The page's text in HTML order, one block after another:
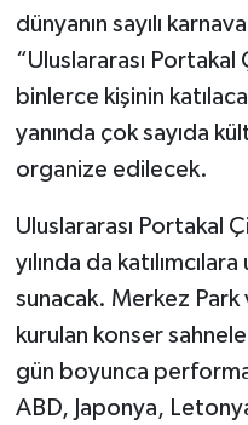
dünyanın sayılı
“Uluslararası Portakal
binlerce kişinin
yanında çok sayıda
organize edilecek.
Uluslararası Portakal
yılında da
sunacak. Merkez Park
kurulan konser
gün boyunca
ABD, Japonya,